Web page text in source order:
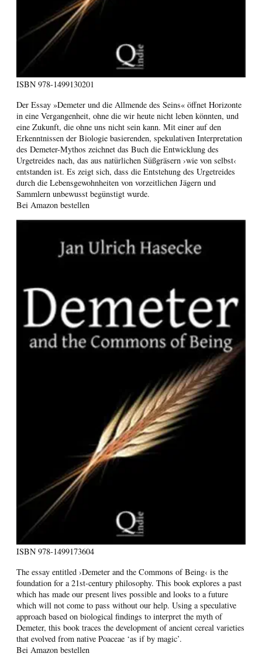
ISBN 978-1499130201
Der Essay »Demeter und die Allmende des Seins« öffnet Horizonte
in eine Vergangenheit, ohne die wir heute nicht leben könnten, und
eine Zukunft, die ohne uns nicht sein kann. Mit einer auf den
Erkenntnissen der Biologie basierenden, spekulativen Interpretation
des Demeter-Mythos zeichnet das Buch die Entwicklung des
Urgetreides nach, das aus natürlichen Süßgräsern ›wie von selbst‹
entstanden ist. Es zeigt sich, dass die Entstehung des Urgetreides
durch die Lebensgewohnheiten von vorzeitlichen Jägern und
Sammlern unbewusst begünstigt wurde.
Bei Amazon bestellen
ISBN 978-1499173604
The essay entitled ›Demeter and the Commons of Being‹ is the
foundation for a 21st-century philosophy. This book explores a past
which has made our present lives possible and looks to a future
which will not come to pass without our help. Using a speculative
approach based on biological findings to interpret the myth of
Demeter, this book traces the development of ancient cereal varieties
that evolved from native Poaceae ‘as if by magic’.
Bei Amazon bestellen